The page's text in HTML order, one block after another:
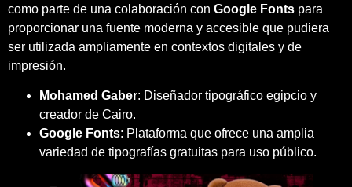
como parte de una colaboración con Google Fonts para
proporcionar una fuente moderna y accesible que pudiera
ser utilizada ampliamente en contextos digitales y de
impresión.
Mohamed Gaber: Diseñador tipográfico egipcio y
creador de Cairo.
Google Fonts: Plataforma que ofrece una amplia
variedad de tipografías gratuitas para uso público.